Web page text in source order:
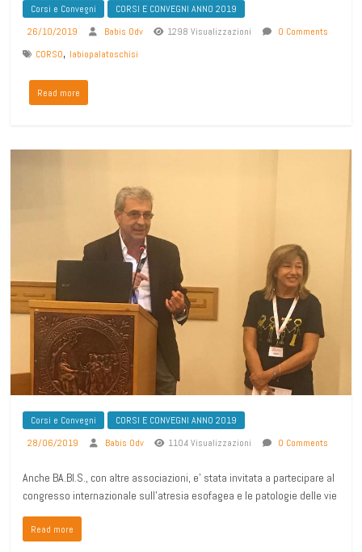
Corsi e Convegni
CORSI E CONVEGNI ANNO 2019
26/10/2019
Babis Odv 1298 Visualizzazioni
0 Comments
CORSO, labiopalatoschisi
Read more
Corsi e Convegni
CORSI E CONVEGNI ANNO 2019
28/06/2019
Babis Odv 1104 Visualizzazioni 0 Comments
Anche BA.BI.S., con altre associazioni, e’ stata invitata a partecipare al
congresso internazionale sull’atresia esofagea e le patologie delle vie
Read more